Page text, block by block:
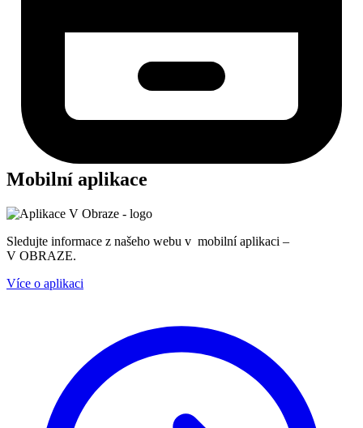
Mobilní aplikace
Sledujte informace z našeho webu v mobilní aplikaci –
V OBRAZE.
Více o aplikaci